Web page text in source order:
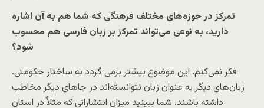
تمرکز در حوزه‌های مختلف فرهنگی که شما هم به آن اشاره
دارید، به نوعی می‌تواند تمرکز بر زبان فارسی هم محسوب
شود؟
فکر نمی‌کنم. این موضوع بیشتر برمی گردد به ساختار حکومتی.
زبان‌های دیگر به عنوان زبان نتوانسته‌اند در جاهای دیگر مخاطب
داشته باشند. شما ببینید میزان انتشاراتی که مثلاٌ در استان